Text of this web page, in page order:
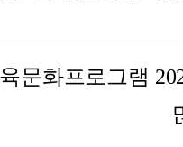
문화프로그램